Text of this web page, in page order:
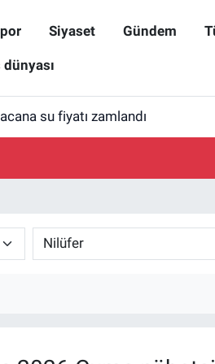
Siyaset Gündem
su fiyatı zamlandı